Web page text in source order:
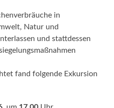
in
Natur und
und stattdessen
fand folgende Exkursion